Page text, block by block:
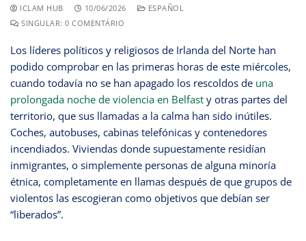
ICLAM HUB 10/06/2026
ESPAÑOL
SINGULAR: 0 COMENTÁRIO
Los líderes políticos y religiosos de Irlanda del Norte han
podido comprobar en las primeras horas de este miércoles,
cuando todavía no se han apagado los rescoldos de una
prolongada noche de violencia en Belfast y otras partes del
territorio, que sus llamadas a la calma han sido inútiles.
Coches, autobuses, cabinas telefónicas y contenedores
incendiados. Viviendas donde supuestamente residían
inmigrantes, o simplemente personas de alguna minoría
étnica, completamente en llamas después de que grupos de
violentos las escogieran como objetivos que debían ser
“liberados”.